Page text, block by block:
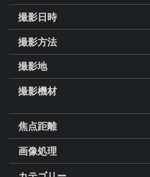
撮影日時
撮影方法
撮影地
撮影機材
焦点距離
画像処理